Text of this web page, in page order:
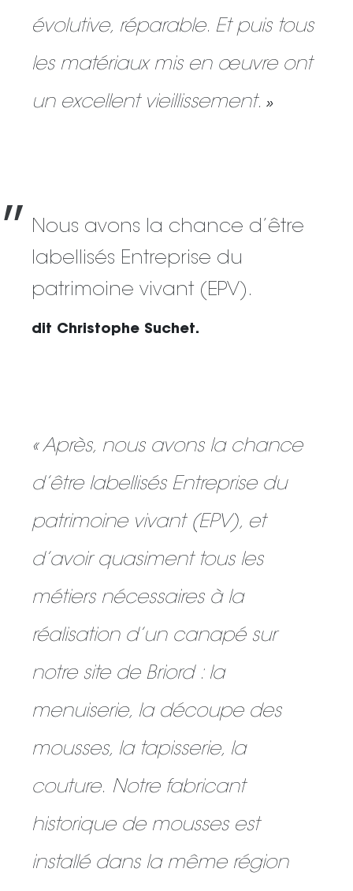
évolutive, réparable. Et puis tous
les matériaux mis en œuvre ont
un excellent vieillissement. »
״
Nous avons la chance d’être
labellisés Entreprise du
patrimoine vivant (EPV).
dit Christophe Suchet.
« Après, nous avons la chance
d’être labellisés Entreprise du
patrimoine vivant (EPV), et
d’avoir quasiment tous les
métiers nécessaires à la
réalisation d’un canapé sur
notre site de Briord : la
menuiserie, la découpe des
mousses, la tapisserie, la
couture. Notre fabricant
historique de mousses est
installé dans la même région